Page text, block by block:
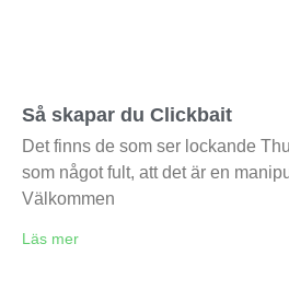
Så skapar du Clickbait
Det finns de som ser lockande
som något fult, att det är en
Välkommen
Läs mer